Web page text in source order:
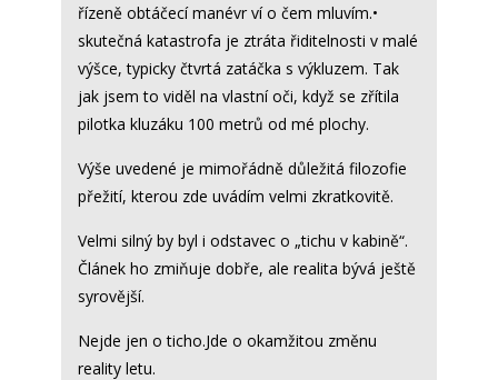
řízeně obtáčecí manévr ví o čem mluvím.•
skutečná katastrofa je ztráta řiditelnosti v malé
výšce, typicky čtvrtá zatáčka s výkluzem. Tak
jak jsem to viděl na vlastní oči, když se zřítila
pilotka kluzáku 100 metrů od mé plochy.
Výše uvedené je mimořádně důležitá filozofie
přežití, kterou zde uvádím velmi zkratkovitě.
Velmi silný by byl i odstavec o „tichu v kabině“.
Článek ho zmiňuje dobře, ale realita bývá ještě
syrovější.
Nejde jen o ticho.Jde o okamžitou změnu
reality letu.